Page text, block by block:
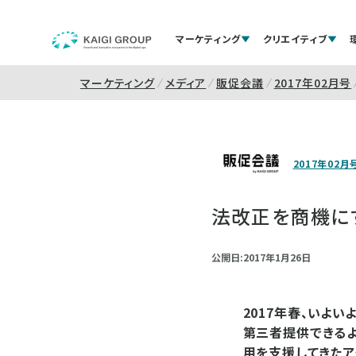
マーケティング クリエイティブ
マーケティング メディア 販促会議 2017年02月号
2017年02月
法改正を商機
公開日:2017年1月26日
2017年春、いよい
第三者提供できる
用を支援してきた